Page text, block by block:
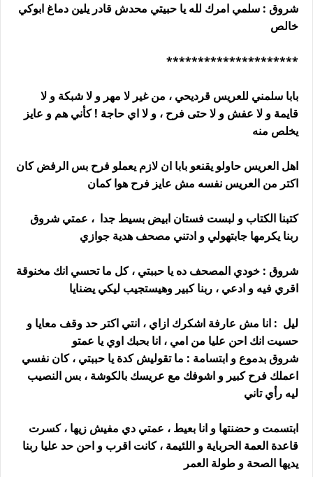
شروق : سلمي امرك لله يا حبيتي محدش قادر يلين دماغ ابوكي
خالص
*********************
بابا سلمني للعريس قرديحي ، من غير لا مهر و لا شبكة و لا
قايمة و لا عفش و لا حتى فرح ، و لا اي حاجة ! كأني هم و عايز
يخلص منه
اهل العريس حاولو يقنعو بابا ان لازم يعملو فرح بس الرفض كان
اكتر من العريس نفسه مش عايز فرح هوا كمان
كتبنا الكتاب و لبست فستان ابيض بسيط جدا ، عمتي شروق
ربنا يكرمها جابتهولي و ادتني مصحف هدية جوازي
شروق : خودي المصحف ده يا حببتي ، كل ما تحسي انك مخنوقة
اقري فيه و ادعي ، ربنا كبير وهيستجيب ليكي يضنايا
ليل : انا مش عارفة اشكرك ازاي ، انتي اكتر حد وقف معايا و
حسيت انك احن عليا من امي ، انا بحبك اوي يا عمتو
شروق بدموع و ابتسامة : ما تقوليش كدة يا حببتي ، كان نفسي
اعملك فرح كبير و اشوفك مع عريسك بالكوشة ، بس النصيب
ليه رأي تاني
ابتسمت و حضنتها و انا بعيط ، عمتي دي مفيش زيها ، كسرت
قاعدة العمة الحرباية و اللئيمة ، كانت اقرب و احن حد عليا ربنا
يديها الصحة و طولة العمر